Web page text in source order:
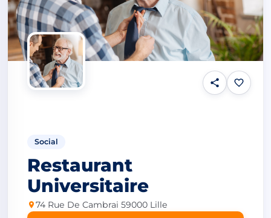
Social
Restaurant
Universitaire
74 Rue De Cambrai 59000 Lille